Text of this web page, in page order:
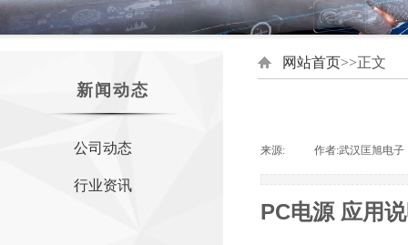
网站首页>>正文
新闻动态
来源: 作者:武汉匡旭电子
PC电源 应用
公司动态
行业资讯